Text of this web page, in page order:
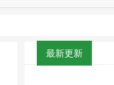
最新更新